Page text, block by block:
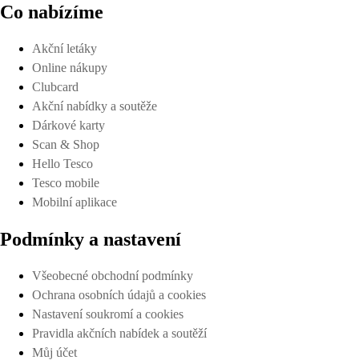
Co nabízíme
Akční letáky
Online nákupy
Clubcard
Akční nabídky a soutěže
Dárkové karty
Scan & Shop
Hello Tesco
Tesco mobile
Mobilní aplikace
Podmínky a nastavení
Všeobecné obchodní podmínky
Ochrana osobních údajů a cookies
Nastavení soukromí a cookies
Pravidla akčních nabídek a soutěží
Můj účet